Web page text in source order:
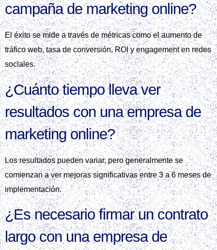
campaña de marketing online?
El éxito se mide a través de métricas como el aumento de
tráfico web, tasa de conversión, ROI y engagement en redes
sociales.
¿Cuánto tiempo lleva ver
resultados con una empresa de
marketing online?
Los resultados pueden variar, pero generalmente se
comienzan a ver mejoras significativas entre 3 a 6 meses de
implementación.
¿Es necesario firmar un contrato
largo con una empresa de